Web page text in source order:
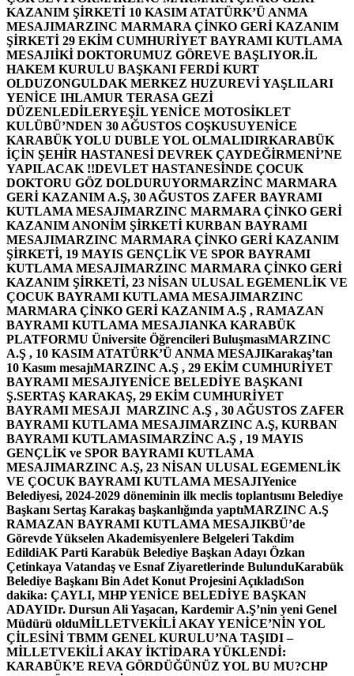
KAZANIM ŞİRKETİ 10 KASIM ATATÜRK’Ü ANMA
MESAJIMARZINC MARMARA ÇİNKO GERİ KAZANIM
ŞİRKETİ 29 EKİM CUMHURİYET BAYRAMI KUTLAMA
MESAJIİKİ DOKTORUMUZ GÖREVE BAŞLIYOR.İL
HAKEM KURULU BAŞKANI FERDİ KURT
OLDUZONGULDAK MERKEZ HUZUREVİ YAŞLILARI
YENİCE IHLAMUR TERASA GEZİ
DÜZENLEDİLERYEŞİL YENİCE MOTOSİKLET
KULÜBÜ’NDEN 30 AĞUSTOS COŞKUSUYENİCE
KARABÜK YOLU DUBLE YOL OLMALIDIRKARABÜK
İÇİN ŞEHİR HASTANESİ DEVREK ÇAYDEĞİRMENİ’NE
YAPILACAK !!DEVLET HASTANESİNDE ÇOCUK
DOKTORU GÖZ DOLDURUYORMARZİNC MARMARA
GERİ KAZANIM A.Ş, 30 AĞUSTOS ZAFER BAYRAMI
KUTLAMA MESAJIMARZINC MARMARA ÇİNKO GERİ
KAZANIM ANONİM ŞİRKETİ KURBAN BAYRAMI
MESAJIMARZINC MARMARA ÇİNKO GERİ KAZANIM
ŞİRKETİ, 19 MAYIS GENÇLİK VE SPOR BAYRAMI
KUTLAMA MESAJIMARZINC MARMARA ÇİNKO GERİ
KAZANIM ŞİRKETİ, 23 NİSAN ULUSAL EGEMENLİK VE
ÇOCUK BAYRAMI KUTLAMA MESAJIMARZINC
MARMARA ÇİNKO GERİ KAZANIM A.Ş , RAMAZAN
BAYRAMI KUTLAMA MESAJIANKA KARABÜK
PLATFORMU Üniversite Öğrencileri BuluşmasıMARZINC
A.Ş , 10 KASIM ATATÜRK’Ü ANMA MESAJIKarakaş’tan
10 Kasım mesajıMARZINC A.Ş , 29 EKİM CUMHURİYET
BAYRAMI MESAJIYENİCE BELEDİYE BAŞKANI
Ş.SERTAŞ KARAKAŞ, 29 EKİM CUMHURİYET
BAYRAMI MESAJI MARZINC A.Ş , 30 AĞUSTOS ZAFER
BAYRAMI KUTLAMA MESAJIMARZINC A.Ş, KURBAN
BAYRAMI KUTLAMASIMARZİNC A.Ş , 19 MAYIS
GENÇLİK ve SPOR BAYRAMI KUTLAMA
MESAJIMARZINC A.Ş, 23 NİSAN ULUSAL EGEMENLİK
VE ÇOCUK BAYRAMI KUTLAMA MESAJIYenice
Belediyesi, 2024-2029 döneminin ilk meclis toplantısını Belediye
Başkanı Sertaş Karakaş başkanlığında yaptıMARZINC A.Ş
RAMAZAN BAYRAMI KUTLAMA MESAJIKBÜ’de
Görevde Yükselen Akademisyenlere Belgeleri Takdim
EdildiAK Parti Karabük Belediye Başkan Adayı Özkan
Çetinkaya Vatandaş ve Esnaf Ziyaretlerinde BulunduKarabük
Belediye Başkanı Bin Adet Konut Projesini AçıkladıSon
dakika: ÇAYLI, MHP YENİCE BELEDİYE BAŞKAN
ADAYIDr. Dursun Ali Yaşacan, Kardemir A.Ş’nin yeni Genel
Müdürü olduMİLLETVEKİLİ AKAY YENİCE’NİN YOL
ÇİLESİNİ TBMM GENEL KURULU’NA TAŞIDI –
MİLLETVEKİLİ AKAY İKTİDARA YÜKLENDİ:
KARABÜK’E REVA GÖRDÜĞÜNÜZ YOL BU MU?CHP